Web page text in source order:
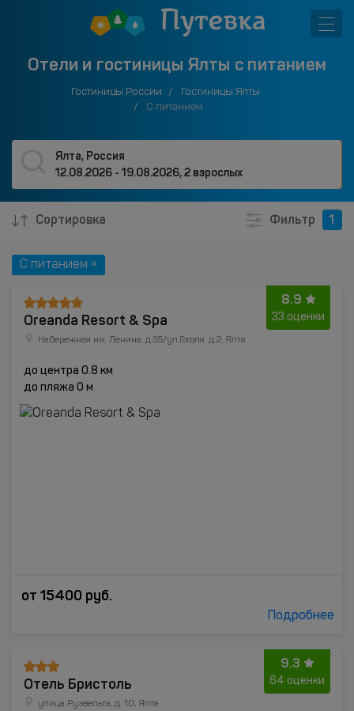
Отели и гостиницы Ялты с питанием
Гостиницы России
Гостиницы Ялты
С питанием
Ялта, Россия
12.08.2026 - 19.08.2026,2 взрослых
Сортировка Фильтр 1
С питанием ×
8.9
33 оценки
Oreanda Resort & Spa
Набережная им. Ленина, д.35/ул.Гоголя, д.2, Ялта
до центра 0.8 км
до пляжа 0 м
от 15400 руб.
Подробнее
9.3
64 оценки
Отель Бристоль
улица Рузвельта, д. 10, Ялта